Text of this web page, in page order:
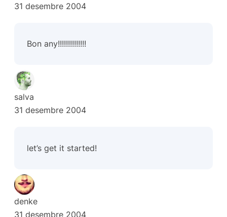
31 desembre 2004
Bon any!!!!!!!!!!!!!!
salva
31 desembre 2004
let’s get it started!
denke
31 desembre 2004